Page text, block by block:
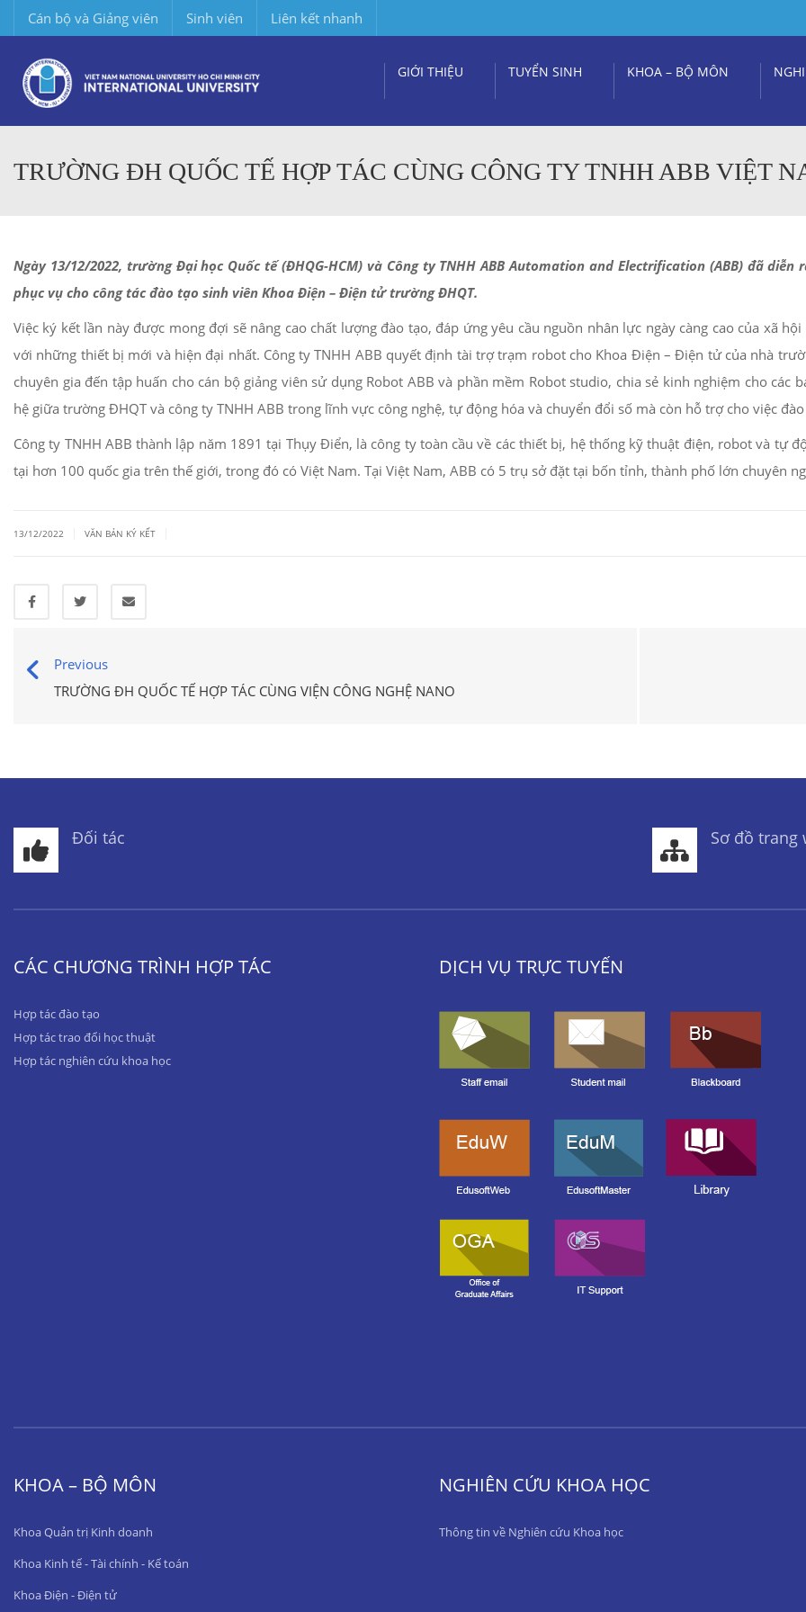
Cán bộ và Giảng viên Sinh viên Liên kết nhanh
GIỚI THIỆU TUYỂN SINH KHOA – BỘ MÔN
TRƯỜNG ĐH QUỐC TẾ HỢP TÁC CÙNG CÔNG TY TNHH ABB VIỆT
Ngày 13/12/2022, trường Đại học Quốc tế (ĐHQG-HCM) và Công ty TNHH ABB Automation and Electrification (ABB) đã
phục vụ cho công tác đào tạo sinh viên Khoa Điện – Điện tử trường ĐHQT.
Việc ký kết lần này được mong đợi sẽ nâng cao chất lượng đào tạo, đáp ứng yêu cầu nguồn nhân lực ngày càng cao của xã
với những thiết bị mới và hiện đại nhất. Công ty TNHH ABB quyết định tài trợ trạm robot cho Khoa Điện – Điện tử của nhà
chuyên gia đến tập huấn cho cán bộ giảng viên sử dụng Robot ABB và phần mềm Robot studio, chia sẻ kinh nghiệm cho
hệ giữa trường ĐHQT và công ty TNHH ABB trong lĩnh vực công nghệ, tự động hóa và chuyển đổi số mà còn hỗ trợ cho việc
Công ty TNHH ABB thành lập năm 1891 tại Thụy Điển, là công ty toàn cầu về các thiết bị, hệ thống kỹ thuật điện, robot và tự
tại hơn 100 quốc gia trên thế giới, trong đó có Việt Nam. Tại Việt Nam, ABB có 5 trụ sở đặt tại bốn tỉnh, thành phố lớn chuyên
13/12/2022 VĂN BẢN KÝ KẾT
Previous
TRƯỜNG ĐH QUỐC TẾ HỢP TÁC CÙNG VIỆN CÔNG NGHỆ NANO
Đối tác Sơ đồ trang
CÁC CHƯƠNG TRÌNH HỢP TÁC
Hợp tác đào tạo
Hợp tác trao đổi học thuật
Hợp tác nghiên cứu khoa học
DỊCH VỤ TRỰC TUYẾN
KHOA – BỘ MÔN
Khoa Quản trị Kinh doanh
Khoa Kinh tế - Tài chính - Kế toán
Khoa Điện - Điện tử
NGHIÊN CỨU KHOA HỌC
Thông tin về Nghiên cứu Khoa học